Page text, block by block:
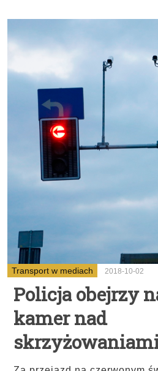
Transport w mediach 2018-10-02
Policja obejrzy
kamer nad